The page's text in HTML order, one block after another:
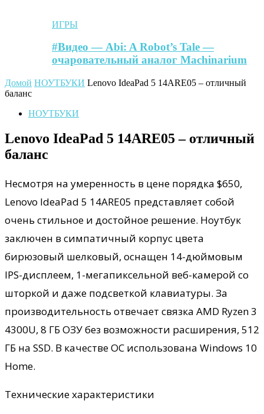
ИГРЫ
#Видео — Abi: A Robot’s Tale —
очаровательный аналог Machinarium
Домой НОУТБУКИ Lenovo IdeaPad 5 14ARE05 – отличный
баланс
НОУТБУКИ
Lenovo IdeaPad 5 14ARE05 – отличный
баланс
Несмотря на умеренность в цене порядка $650,
Lenovo IdeaPad 5 14ARE05 представляет собой
очень стильное и достойное решение. Ноутбук
заключен в симпатичный корпус цвета
бирюзовый шелковый, оснащен 14-дюймовым
IPS-дисплеем, 1-мегапиксельной веб-камерой со
шторкой и даже подсветкой клавиатуры. За
производительность отвечает связка AMD Ryzen 3
4300U, 8 ГБ ОЗУ без возможности расширения, 512
ГБ на SSD. В качестве ОС использована Windows 10
Home.
Технические характеристики